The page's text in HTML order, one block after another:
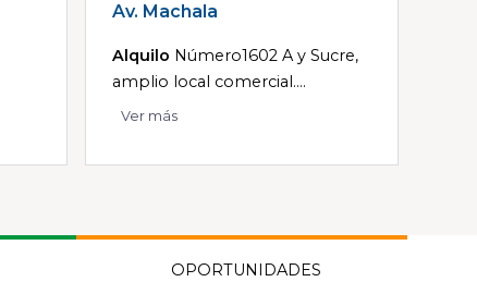
Av. Machala
Alquilo Número1602 A y Sucre,
amplio local comercial....
Ver más
OPORTUNIDADES